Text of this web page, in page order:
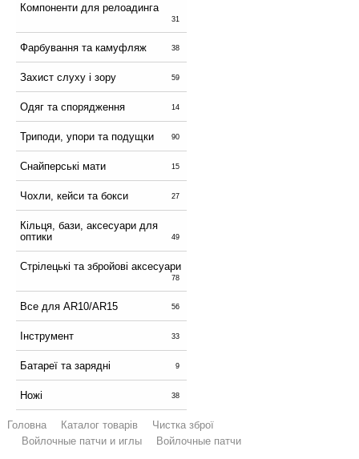
Компоненти для релоадинга
31
Фарбування та камуфляж 38
Захист слуху і зору 59
Одяг та спорядження 14
Триподи, упори та подущки 90
Снайперські мати 15
Чохли, кейси та бокси 27
Кільця, бази, аксесуари для
оптики
49
Стрілецькі та збройові аксесуари
78
Все для AR10/AR15 56
Інструмент 33
Батареї та зарядні 9
Ножі 38
Головна Каталог товарів
Чистка зброї
Войлочные патчи и иглы
Войлочные патчи